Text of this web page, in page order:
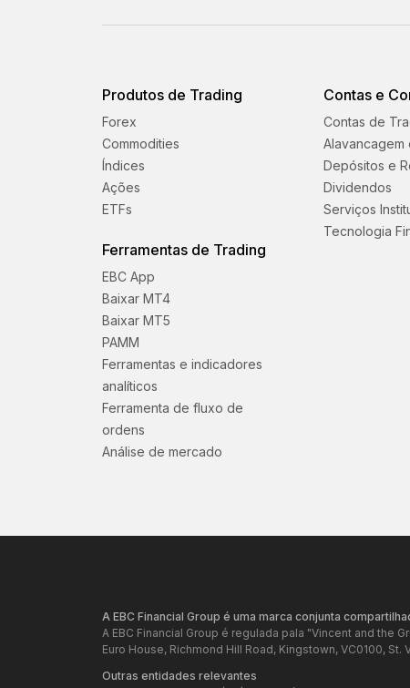
Produtos de Trading
Forex
Commodities
Índices
Ações
ETFs
Ferramentas de Trading
EBC App
Baixar MT4
Baixar MT5
PAMM
Ferramentas e indicadores
analíticos
Ferramenta de fluxo de
ordens
Análise de mercado
Contas e
Contas de
Alavancagem
Depósitos e
Dividendos
Serviços
Tecnologia
A EBC Financial Group é uma marca conjunta
A EBC Financial Group é regulada pala "Vincent and the
Euro House, Richmond Hill Road, Kingstown, VC0100, St.
Outras entidades relevantes